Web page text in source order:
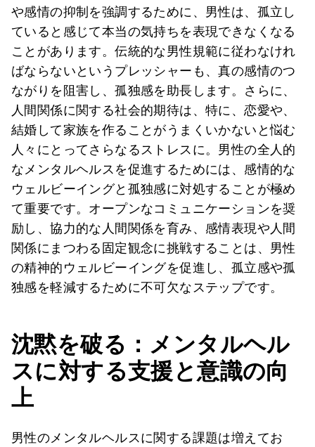
や感情の抑制を強調するために、男性は、孤立し
ていると感じて本当の気持ちを表現できなくなる
ことがあります。伝統的な男性規範に従わなけれ
ばならないというプレッシャーも、真の感情のつ
ながりを阻害し、孤独感を助長します。さらに、
人間関係に関する社会的期待は、特に、恋愛や、
結婚して家族を作ることがうまくいかないと悩む
人々にとってさらなるストレスに。男性の全人的
なメンタルヘルスを促進するためには、感情的な
ウェルビーイングと孤独感に対処することが極め
て重要です。オープンなコミュニケーションを奨
励し、協力的な人間関係を育み、感情表現や人間
関係にまつわる固定観念に挑戦することは、男性
の精神的ウェルビーイングを促進し、孤立感や孤
独感を軽減するために不可欠なステップです。
沈黙を破る：メンタルヘル
スに対する支援と意識の向
上
男性のメンタルヘルスに関する課題は増えてお